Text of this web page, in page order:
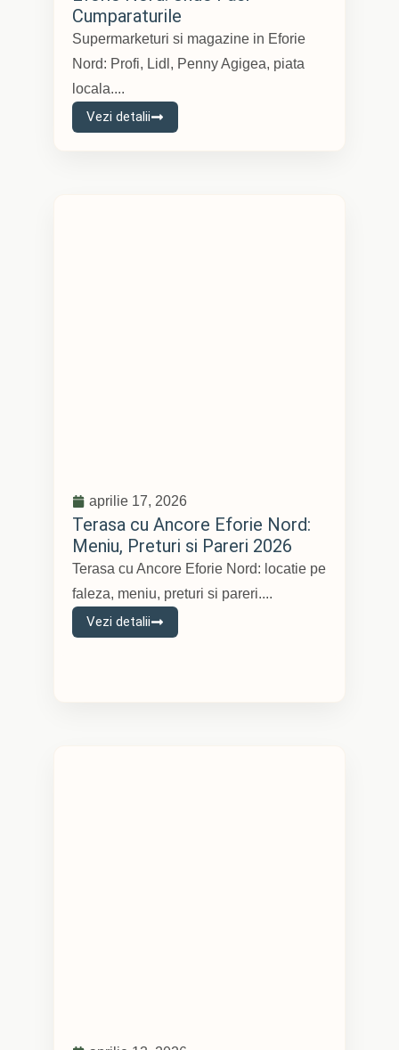
Cumparaturile
Supermarketuri si magazine in Eforie
Nord: Profi, Lidl, Penny Agigea, piata
locala....
Vezi detalii
aprilie 17, 2026
Terasa cu Ancore Eforie Nord:
Meniu, Preturi si Pareri 2026
Terasa cu Ancore Eforie Nord: locatie pe
faleza, meniu, preturi si pareri....
Vezi detalii